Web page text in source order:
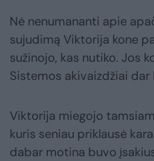
Nė nenumananti apie
sujudimą Viktorija kone
sužinojo, kas nutiko. Jos
Sistemos akivaizdžiai
Viktorija miegojo
kuris seniau priklausė
dabar motina buvo